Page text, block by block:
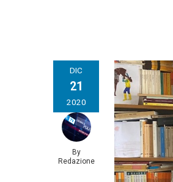
DIC
21
2020
By
Redazione